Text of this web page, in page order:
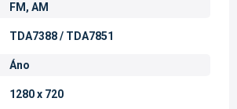
FM, AM
TDA7388 / TDA7851
Áno
1280 x 720